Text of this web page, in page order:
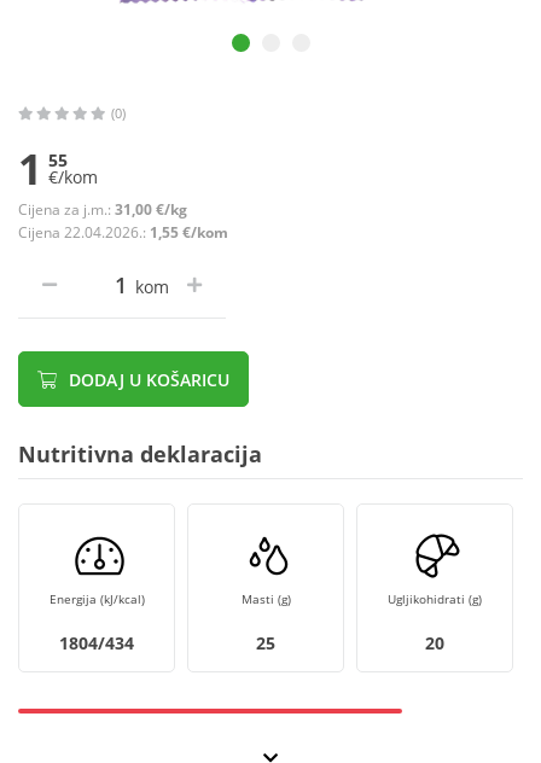
(0)
1 55
€/kom
Cijena za j.m.: 31,00 €/kg
Cijena 22.04.2026.: 1,55 €/kom
kom
DODAJ U KOŠARICU
Nutritivna deklaracija
Energija (kJ/kcal)
1804/434
Masti (g)
25
Ugljikohidrati (g)
20